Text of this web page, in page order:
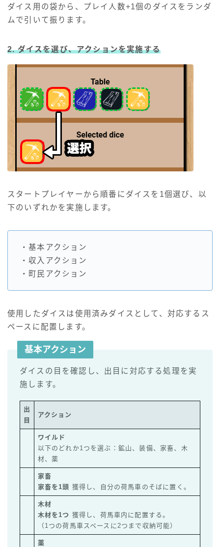
ダイス用の袋から、プレイ人数+1個のダイスをランダ
ムで引いて振ります。
2. ダイスを選び、アクションを実施する
スタートプレイヤーから順番にダイスを1個選び、以
下のいずれかを実施します。
・基本アクション
・収入アクション
・町民アクション
使用したダイスは使用済みダイスとして、対応するス
ペースに配置します。
基本アクション
ダイスの目を確認し、出目に対応する処理を実
施します。
出
目
アクション
ワイルド
以下のどれか1つを選ぶ：鉱山、装備、家畜、木
材、薬
家畜
家畜を1頭 獲得し、自分の荷馬車のそばに置く。
木材
木材を1つ 獲得し、荷馬車内に配置する。
（1つの荷馬車スペースに2つまで収納可能）
薬